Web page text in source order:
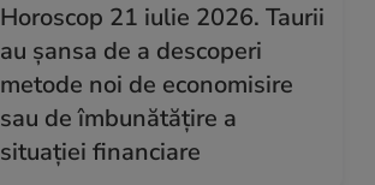
Horoscop 21 iulie 2026. Taurii
au șansa de a descoperi
metode noi de economisire
sau de îmbunătățire a
situației financiare